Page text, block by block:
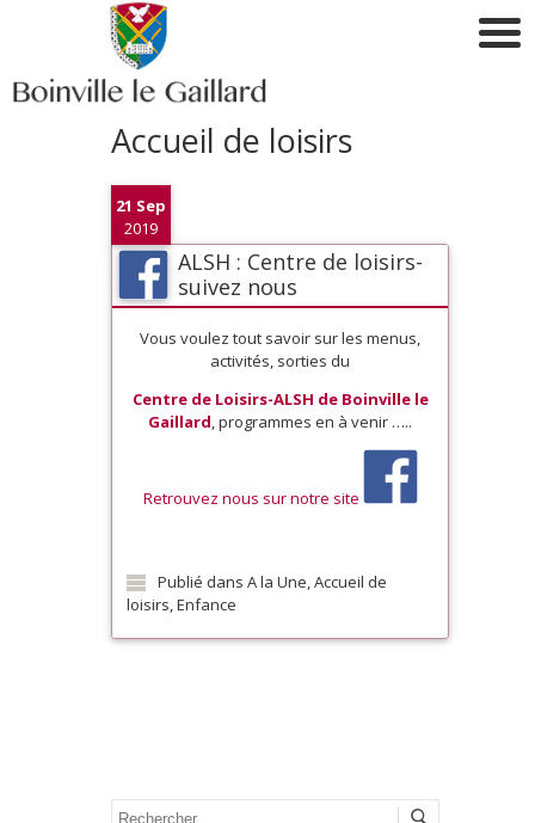
Accueil de loisirs
21 Sep
2019
ALSH : Centre de loisirs-
suivez nous
Vous voulez tout savoir sur les menus,
activités, sorties du
Centre de Loisirs-ALSH de Boinville le
Gaillard, programmes en à venir …..
Retrouvez nous sur notre site
Publié dansA la Une,Accueil de
loisirs,Enfance
Recherche